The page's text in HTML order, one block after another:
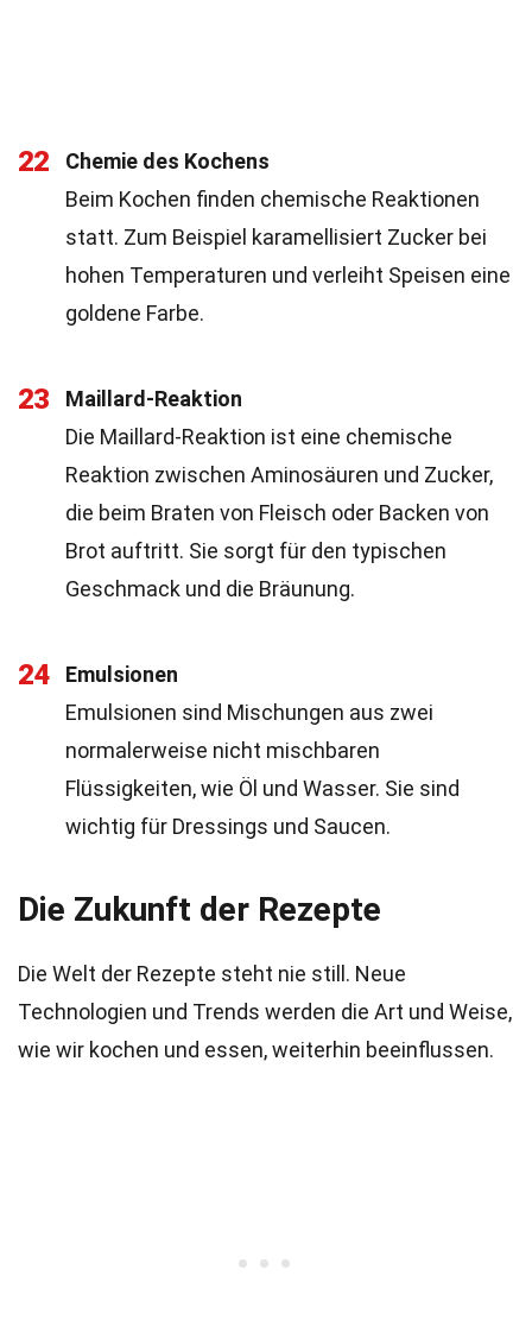
22
Chemie des Kochens
Beim Kochen finden chemische Reaktionen
statt. Zum Beispiel karamellisiert Zucker bei
hohen Temperaturen und verleiht Speisen eine
goldene Farbe.
23
Maillard-Reaktion
Die Maillard-Reaktion ist eine chemische
Reaktion zwischen Aminosäuren und Zucker,
die beim Braten von Fleisch oder Backen von
Brot auftritt. Sie sorgt für den typischen
Geschmack und die Bräunung.
24
Emulsionen
Emulsionen sind Mischungen aus zwei
normalerweise nicht mischbaren
Flüssigkeiten, wie Öl und Wasser. Sie sind
wichtig für Dressings und Saucen.
Die Zukunft der Rezepte
Die Welt der Rezepte steht nie still. Neue
Technologien und Trends werden die Art und Weise,
wie wir kochen und essen, weiterhin beeinflussen.